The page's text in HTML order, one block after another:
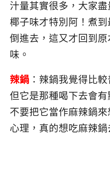
汁量其實很多，大家
椰子味才特別阿！煮
倒進去，這又才回到
味。
辣鍋 ：辣鍋我覺得比
但它是那種喝下去會
不要把它當作麻辣鍋
心理，真的想吃麻辣鍋